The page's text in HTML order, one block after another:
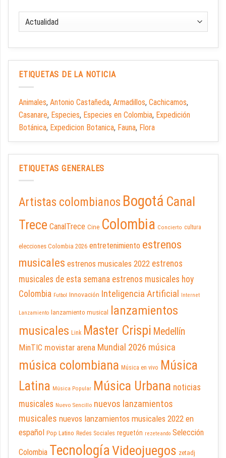
ETIQUETAS DE LA NOTICIA
Animales, Antonio Castañeda, Armadillos, Cachicamos,
Casanare, Especies, Especies en Colombia, Expedición
Botánica, Expedicion Botanica, Fauna, Flora
ETIQUETAS GENERALES
Artistas colombianos Bogotá Canal
Trece CanalTrece Cine Colombia Concierto cultura
elecciones Colombia 2026 entretenimiento estrenos
musicales estrenos musicales 2022 estrenos
musicales de esta semana estrenos musicales hoy
Colombia Futbol Innovación Inteligencia Artificial Internet
Lanzamiento lanzamiento musical
lanzamientos
musicales Link Master Crispi Medellín
MinTIC movistar arena Mundial 2026 música
música colombiana Música en vivo Música
Latina Música Popular Música Urbana noticias
musicales Nuevo Sencillo nuevos lanzamientos
musicales nuevos lanzamientos musicales 2022 en
español Pop Latino Redes Sociales reguetón rezeteando Selección
Colombia TecnologíaVideojuegos zetadj